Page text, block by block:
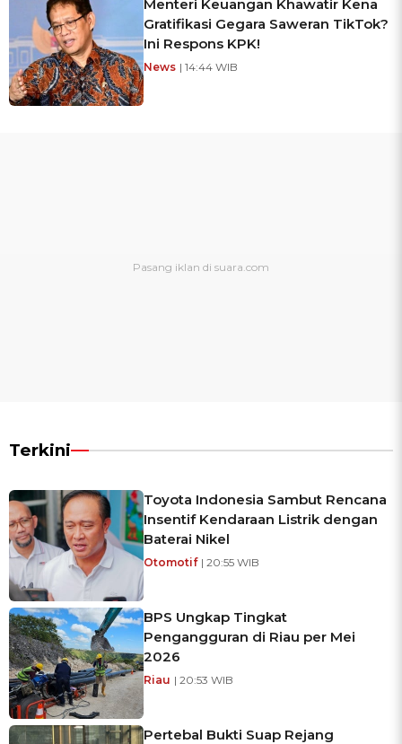
Menteri Keuangan Khawatir Kena
Gratifikasi Gegara Saweran TikTok?
Ini Respons KPK!
News | 14:44 WIB
Terkini
Toyota Indonesia Sambut Rencana
Insentif Kendaraan Listrik dengan
Baterai Nikel
Otomotif | 20:55 WIB
BPS Ungkap Tingkat
Pengangguran di Riau per Mei
2026
Riau | 20:53 WIB
Pertebal Bukti Suap Rejang